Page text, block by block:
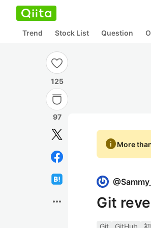
Trend Stock List Question
125
97
more_horiz
infoMore
@
Git
Git GitHub